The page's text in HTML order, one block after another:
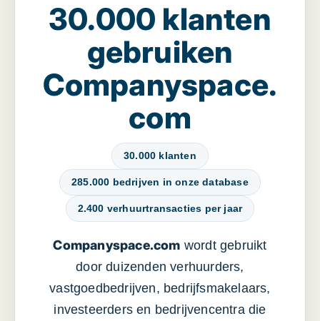
30.000 klanten
gebruiken
Companyspace.
com
30.000 klanten
285.000 bedrijven in onze database
2.400 verhuurtransacties per jaar
Companyspace.com wordt gebruikt
door duizenden verhuurders,
vastgoedbedrijven, bedrijfsmakelaars,
investeerders en bedrijvencentra die